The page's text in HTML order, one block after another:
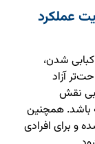
عملکرد
شدن،
آزاد
نقش
باشد. همچنین
و برای افرادی